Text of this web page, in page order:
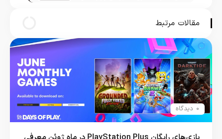
مقالات مرتبط
0 دیدگاه